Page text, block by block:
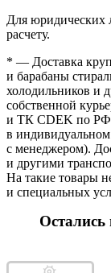
Для юридических
расчету.
* — Доставка
и барабаны
холодильников и
собственной
и ТК CDEK по РФ,
в
с менеджером).
и другими
На такие товары
и специальных
Остались